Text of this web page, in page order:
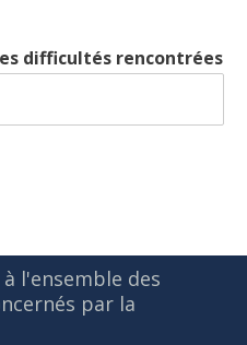
difficultés rencontrées
l'ensemble des
par la